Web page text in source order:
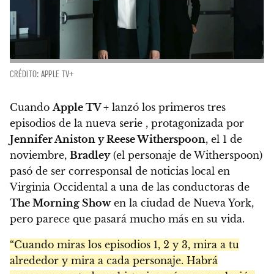
CRÉDITO: APPLE TV+
CuandoApple TV + lanzó los primeros tres
episodios de la nueva serie , protagonizada por
Jennifer Aniston y Reese Witherspoon, el 1 de
noviembre, Bradley(el personaje de Witherspoon)
pasó de ser corresponsal de noticias local en
Virginia Occidental a una de las conductoras de
The Morning Showen la ciudad de Nueva York,
pero parece que pasará mucho más en su vida.
“Cuando miras los episodios 1, 2 y 3, mira a tu
alrededor y mira a cada personaje. Habrá